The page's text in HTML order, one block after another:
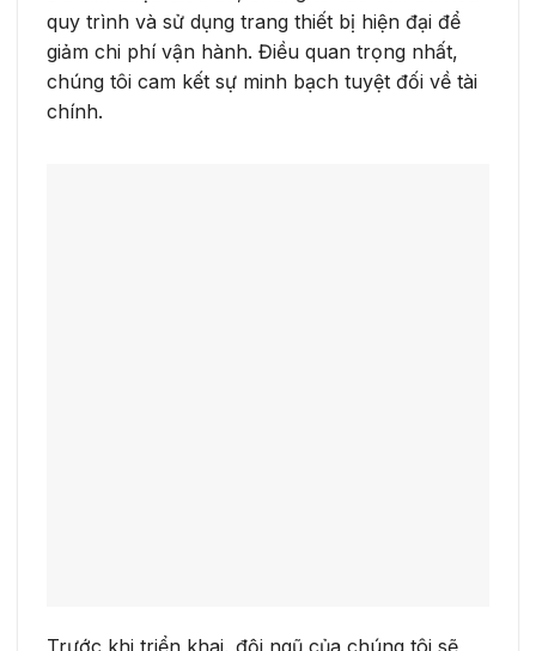
quy trình và sử dụng trang thiết bị hiện đại để
giảm chi phí vận hành. Điều quan trọng nhất,
chúng tôi cam kết sự minh bạch tuyệt đối về tài
chính.
Trước khi triển khai, đội ngũ của chúng tôi sẽ